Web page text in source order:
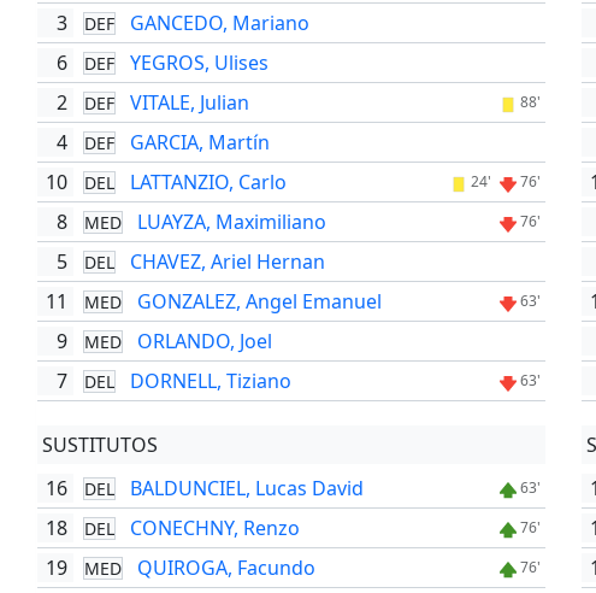
3 DEF
GANCEDO, Mariano
6
DEF
YEGROS, Ulises
2
DEF VITALE, Julian 88'
4 DEF
GARCIA, Martín
10
DEL LATTANZIO, Carlo 24' 76'
8 MED LUAYZA, Maximiliano 76'
5 DEL
CHAVEZ, Ariel Hernan
11
MED GONZALEZ, Angel Emanuel 63'
9 MED
ORLANDO, Joel
7
DEL DORNELL, Tiziano 63'
SUSTITUTOS
16
DEL BALDUNCIEL, Lucas David 63'
18 DEL CONECHNY, Renzo 76'
19 MED QUIROGA, Facundo 76'